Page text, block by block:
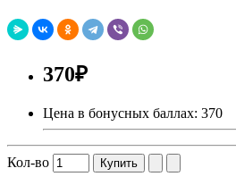
370₽
Цена в бонусных баллах: 370
Кол-во Купить